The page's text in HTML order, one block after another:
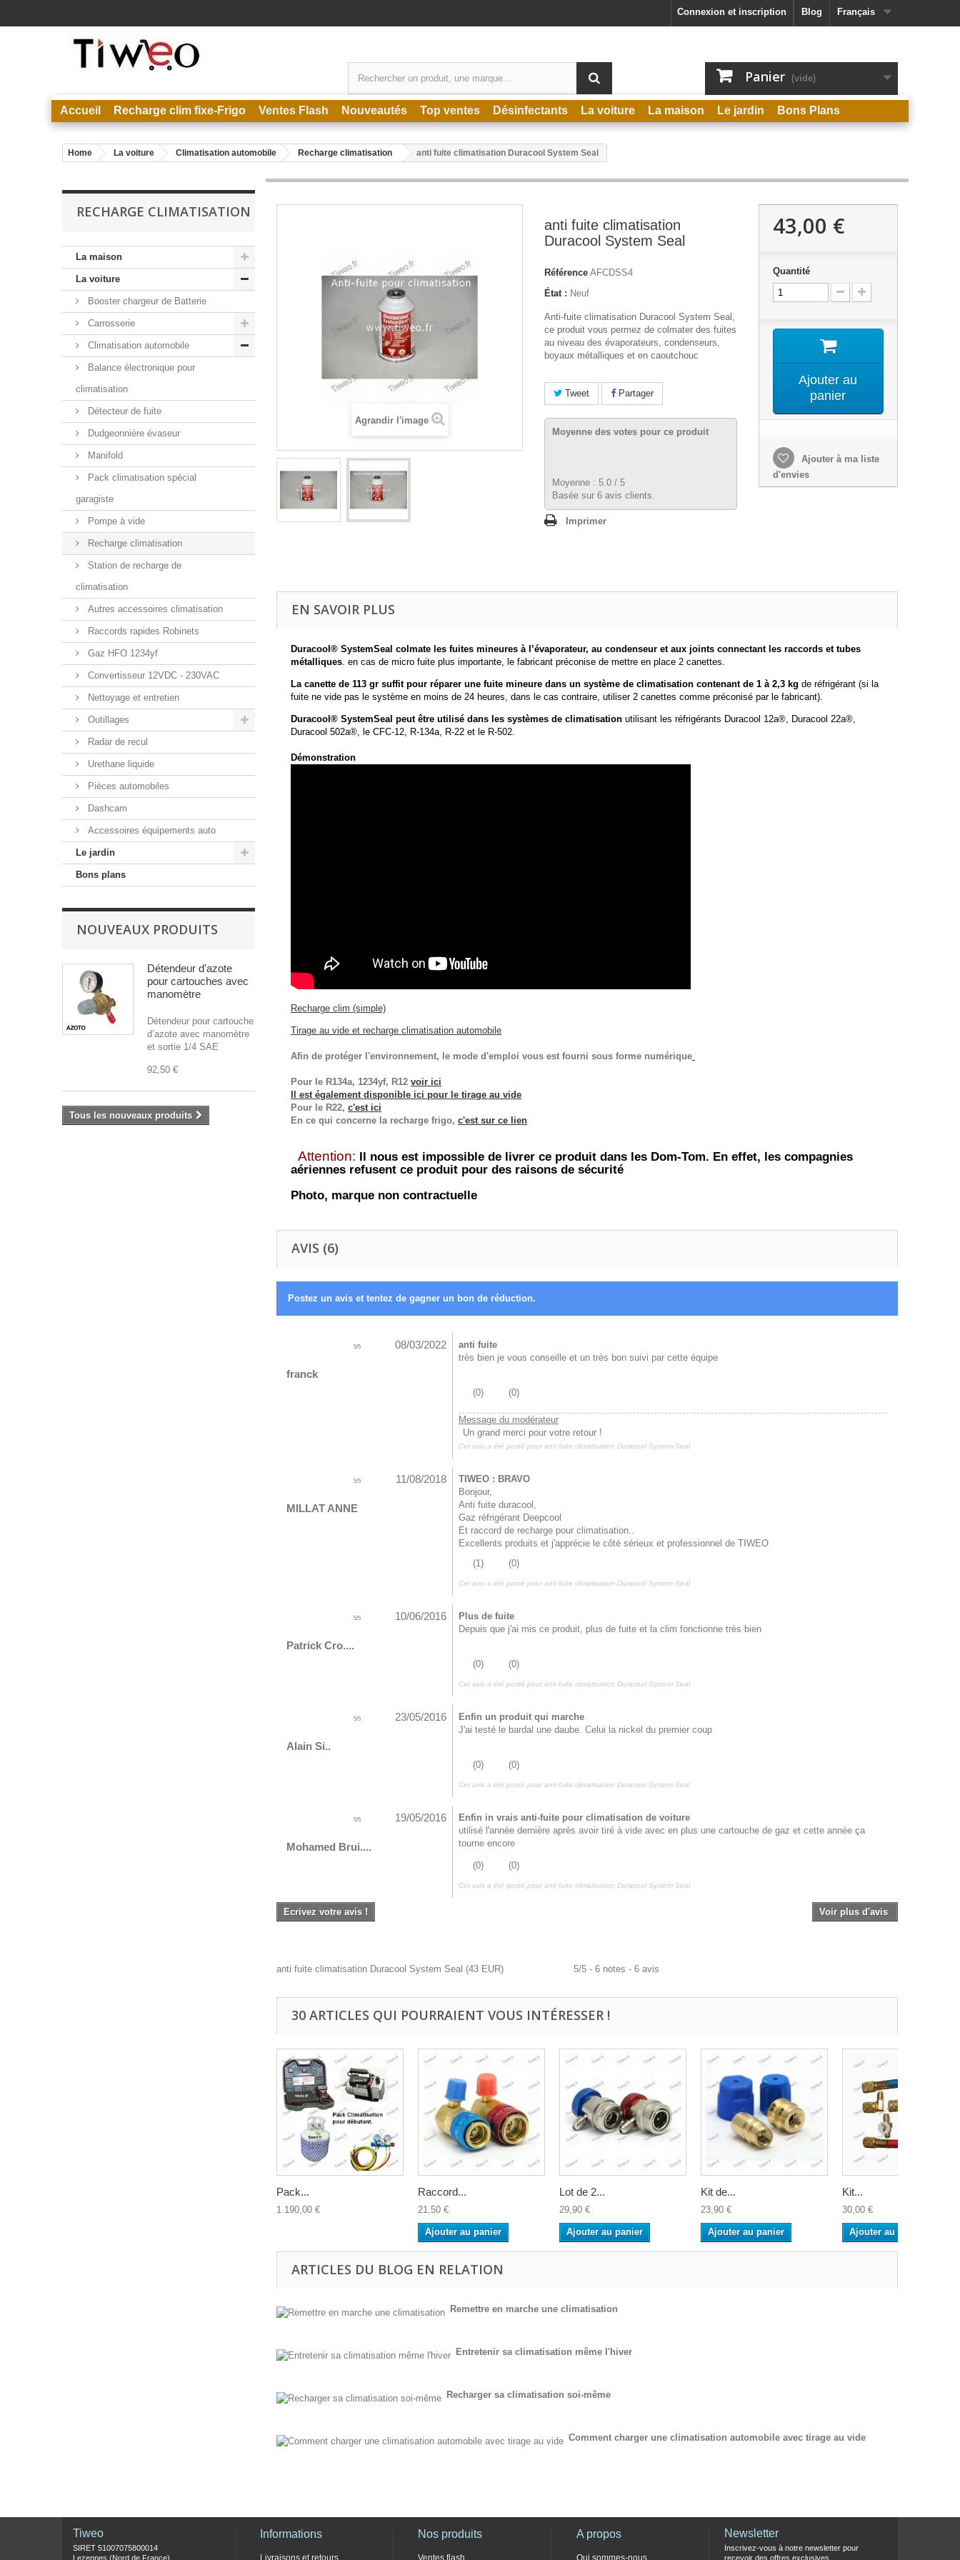
Français
Blog
Connexion et inscription
Panier (vide)
Accueil Recharge clim fixe-Frigo Ventes Flash Nouveautés Top ventes Désinfectants La voiture La maison Le jardin Bons Plans
Home La voiture Climatisation automobile Recharge climatisation anti fuite climatisation Duracool System Seal
RECHARGE CLIMATISATION
La maison
La voiture
Booster chargeur de Batterie
Carrosserie
Climatisation automobile
Balance électronique pour
climatisation
Détecteur de fuite
Dudgeonnière évaseur
Manifold
Pack climatisation spécial
garagiste
Pompe à vide
Recharge climatisation
Station de recharge de
climatisation
Autres accessoires climatisation
Raccords rapides Robinets
Gaz HFO 1234yf
Convertisseur 12VDC - 230VAC
Nettoyage et entretien
Outillages
Radar de recul
Urethane liquide
Pièces automobiles
Dashcam
Accessoires équipements auto
Le jardin
Bons plans
NOUVEAUX PRODUITS
Détendeur d'azote
pour cartouches avec
manomètre
Détendeur pour cartouche
d’azote avec manomètre
et sortie 1/4 SAE
92,50 €
Tous les nouveaux produits
Agrandir l'image
anti fuite climatisation
Duracool System Seal
Référence AFCDSS4
État : Neuf
Anti-fuite climatisation Duracool System Seal,
ce produit vous permez de colmater des fuites
au niveau des évaporateurs, condenseurs,
boyaux métalliques et en caoutchouc
Tweet Partager
Moyenne des votes pour ce produit
Moyenne : 5.0 / 5
Basée sur 6 avis clients.
Imprimer
43,00 €
Quantité
Ajouter au
panier
Ajouter à ma liste
d'envies
EN SAVOIR PLUS
Duracool® SystemSeal colmate les fuites mineures à l’évaporateur, au condenseur et aux joints connectant les raccords et tubes
métalliques. en cas de micro fuite plus importante, le fabricant préconise de mettre en place 2 canettes.
La canette de 113 gr suffit pour réparer une fuite mineure dans un système de climatisation contenant de 1 à 2,3 kg de réfrigérant (si la
fuite ne vide pas le système en moins de 24 heures, dans le cas contraire, utiliser 2 canettes comme préconisé par le fabricant).
Duracool® SystemSeal peut être utilisé dans les systèmes de climatisation utilisant les réfrigérants Duracool 12a®, Duracool 22a®,
Duracool 502a®, le CFC-12, R-134a, R-22 et le R-502.
Démonstration
Recharge clim (simple)
Tirage au vide et recharge climatisation automobile
Afin de protéger l'environnement, le mode d'emploi vous est fourni sous forme numérique
Pour le R134a, 1234yf, R12 voir ici
Il est également disponible ici pour le tirage au vide
Pour le R22, c'est ici
En ce qui concerne la recharge frigo, c'est sur ce lien
Attention: Il nous est impossible de livrer ce produit dans les Dom-Tom. En effet, les compagnies
aériennes refusent ce produit pour des raisons de sécurité
Photo, marque non contractuelle
AVIS (6)
Postez un avis et tentez de gagner un bon de réduction.
5/5 08/03/2022
franck
anti fuite
très bien je vous conseille et un très bon suivi par cette équipe
(0) (0)
Message du modérateur
Un grand merci pour votre retour !
Cet avis a été posté pouranti fuite climatisation Duracool System Seal
5/5 11/08/2018
MILLAT ANNE
TIWEO : BRAVO
Bonjour,
Anti fuite duracool,
Gaz réfrigérant Deepcool
Et raccord de recharge pour climatisation..
Excellents produits et j'apprécie le côté sérieux et professionnel de TIWEO
(1) (0)
Cet avis a été posté pouranti fuite climatisation Duracool System Seal
5/5 10/06/2016
Patrick Cro....
Plus de fuite
Depuis que j'ai mis ce produit, plus de fuite et la clim fonctionne très bien
(0) (0)
Cet avis a été posté pouranti fuite climatisation Duracool System Seal
5/5 23/05/2016
Alain Si..
Enfin un produit qui marche
J'ai testé le bardal une daube. Celui la nickel du premier coup
(0) (0)
Cet avis a été posté pouranti fuite climatisation Duracool System Seal
5/5 19/05/2016
Mohamed Brui....
Enfin in vrais anti-fuite pour climatisation de voiture
utilisé l'année dernière après avoir tiré à vide avec en plus une cartouche de gaz et cette année ça
tourne encore
(0) (0)
Cet avis a été posté pouranti fuite climatisation Duracool System Seal
Ecrivez votre avis ! Voir plus d'avis
anti fuite climatisation Duracool System Seal (43 EUR) 5/5 - 6 notes - 6 avis
30 ARTICLES QUI POURRAIENT VOUS INTÉRESSER !
Pack...
1 190,00 €
Raccord...
21,50 €
Ajouter au panier
Lot de 2...
29,90 €
Ajouter au panier
Kit de...
23,90 €
Ajouter au panier
Kit...
30,00 €
Ajouter au panier
ARTICLES DU BLOG EN RELATION
Remettre en marche une climatisation
Entretenir sa climatisation même l'hiver
Recharger sa climatisation soi-même
Comment charger une climatisation automobile avec tirage au vide
Tiweo
SIRET 51007075800014
Lezennes (Nord de France)
Informations
Livraisons et retours
Nos produits
Ventes flash
A propos
Qui sommes-nous
Newsletter
Inscrivez-vous à notre newsletter pour
recevoir des offres exclusives